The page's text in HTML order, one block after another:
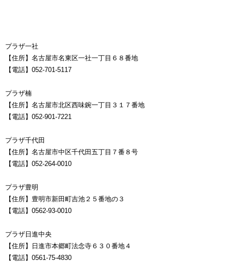
プラザ一社
【住所】名古屋市名東区一社一丁目６８番地
【電話】052-701-5117
プラザ楠
【住所】名古屋市北区西味鋺一丁目３１７番地
【電話】052-901-7221
プラザ千代田
【住所】名古屋市中区千代田五丁目７番８号
【電話】052-264-0010
プラザ豊明
【住所】豊明市新田町吉池２５番地の３
【電話】0562-93-0010
プラザ日進中央
【住所】日進市本郷町法念寺６３０番地４
【電話】0561-75-4830